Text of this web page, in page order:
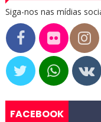
Siga-nos nas mídias
FACEBOOK